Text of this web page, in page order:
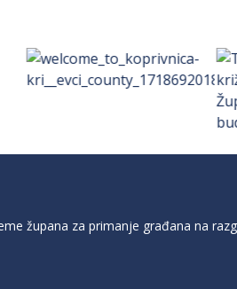
župana za primanje građana na